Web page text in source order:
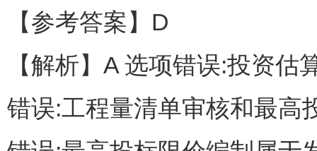
【参考答案】D
【解析】A 选项错误:投资
错误:工程量清单审核和最高